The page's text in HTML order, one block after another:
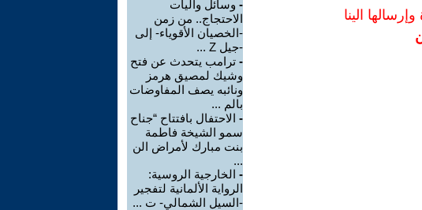
الينا
- وسائل وآليات
الاحتجاج.. من زمن
-الخصيان الأقوياء- إلى
-جيل Z ...
- ترامب يتحدث عن فتح
وشيك لمصيق هرمز
ونائبه يصف المفاوضات
بالم ...
- الاحتفال بافتتاح “جناح
سمو الشيخة فاطمة
بنت مبارك لأمراض الن
...
- الخارجية الروسية:
الرواية الألمانية لتفجير
-السيل الشمالي- ت ...